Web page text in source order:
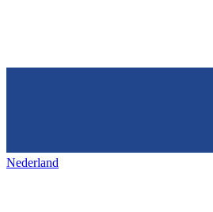
Nederland